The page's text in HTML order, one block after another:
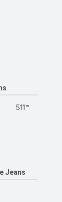
511™
Jeans